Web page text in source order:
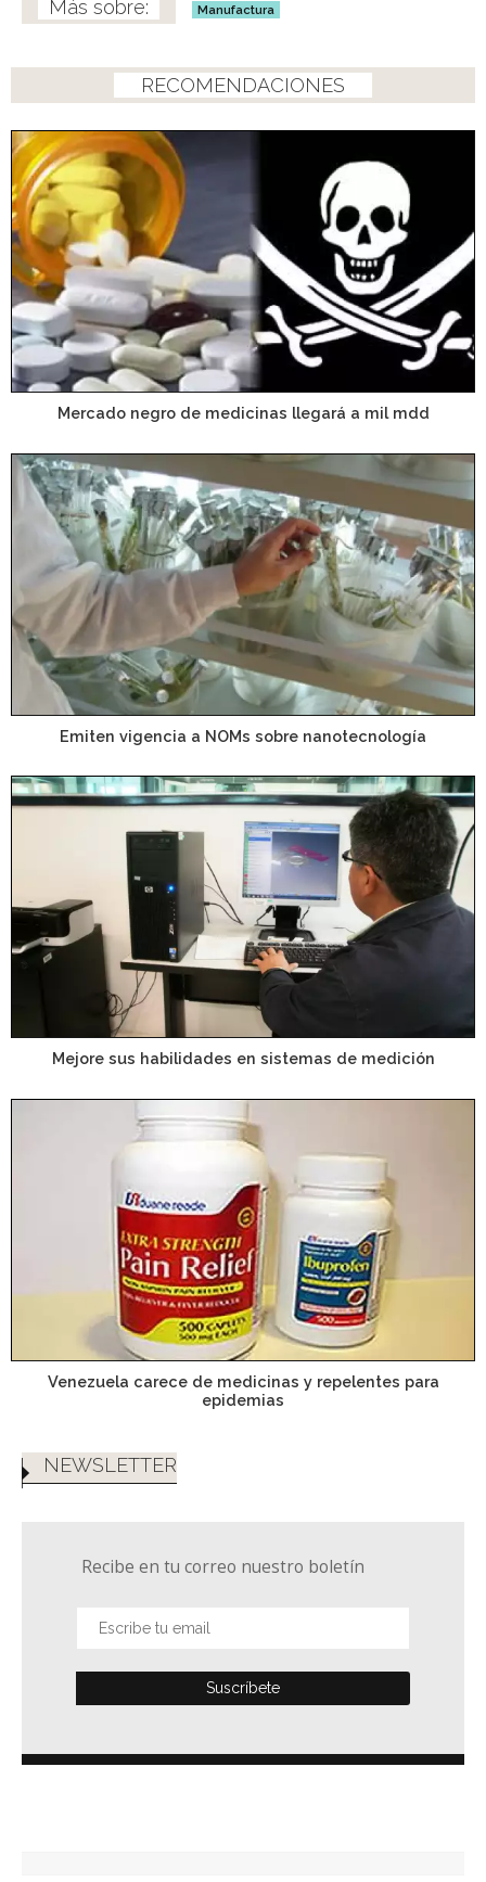
Manufactura
RECOMENDACIONES
Mercado negro de medicinas llegará a mil mdd
Emiten vigencia a NOMs sobre nanotecnología
Mejore sus habilidades en sistemas de medición
Venezuela carece de medicinas y repelentes para
epidemias
NEWSLETTER
Recibe en tu correo nuestro boletín